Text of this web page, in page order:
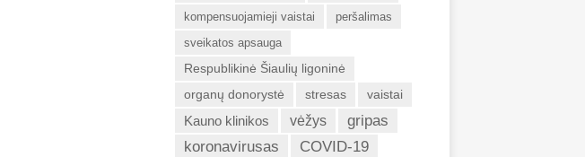
kompensuojamieji vaistai
peršalimas
sveikatos apsauga
Respublikinė Šiaulių ligoninė
organų donorystė
stresas vaistai
Kauno klinikos vėžys
gripas
koronavirusas
COVID-19